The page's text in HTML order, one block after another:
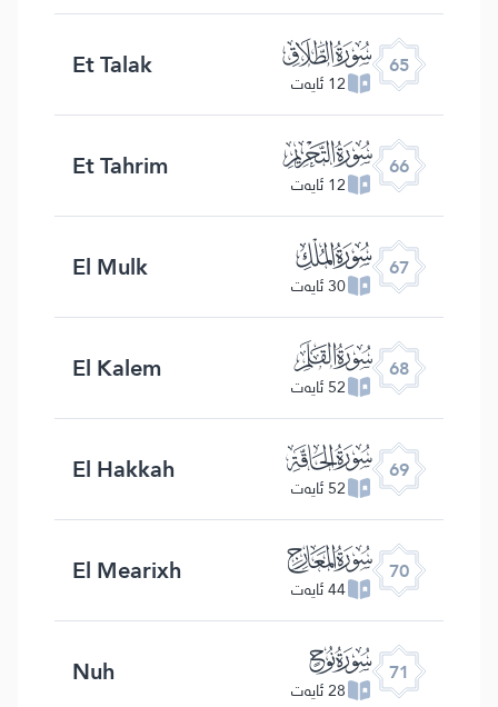
65 ﯮ
12 ئايەت Et Talak
66 ﯯ
12 ئايەت Et Tahrim
67 ﯰ
30 ئايەت El Mulk
68 ﯱ
52 ئايەت El Kalem
69 ﯲ
52 ئايەت El Hakkah
70 ﯳ
44 ئايەت El Mearixh
71 ﯴ
28 ئايەت Nuh